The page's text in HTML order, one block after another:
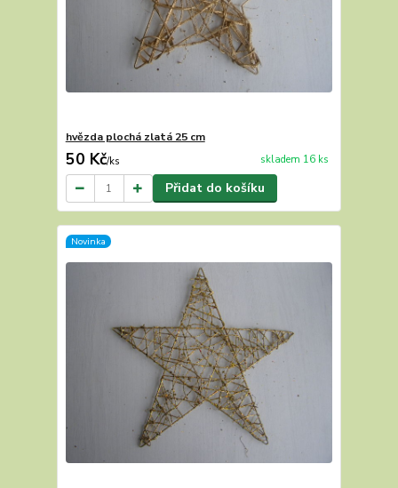
hvězda plochá zlatá 25 cm
50 Kč/ks skladem 16 ks
Přidat do košíku
Novinka